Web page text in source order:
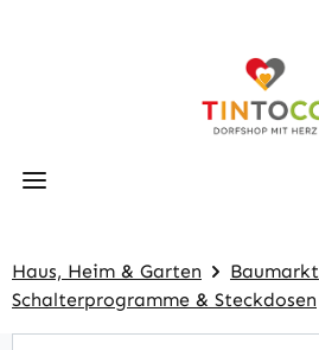
Haus, Heim & Garten
Baumarkt
Schalterprogramme & Steckdosen